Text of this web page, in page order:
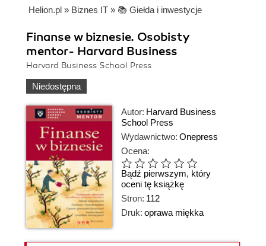
Helion.pl » Biznes IT » 📚 Giełda i inwestycje
Finanse w biznesie. Osobisty
mentor- Harvard Business
Harvard Business School Press
Niedostępna
Autor: Harvard Business
School Press
Wydawnictwo: Onepress
Ocena:
Bądź pierwszym, który
oceni tę książkę
Stron: 112
Druk: oprawa miękka